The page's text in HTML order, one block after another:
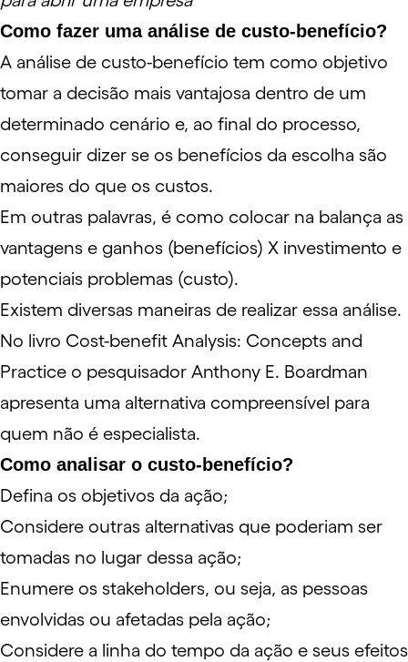
Como fazer uma análise de custo-benefício?
A análise de custo-benefício tem como objetivo
tomar a decisão mais vantajosa dentro de um
determinado cenário e, ao final do processo,
conseguir dizer se os benefícios da escolha são
maiores do que os custos.
Em outras palavras, é como colocar na balança as
vantagens e ganhos (benefícios) X investimento e
potenciais problemas (custo).
Existem diversas maneiras de realizar essa análise.
No livro Cost-benefit Analysis: Concepts and
Practice o pesquisador Anthony E. Boardman
apresenta uma alternativa compreensível para
quem não é especialista.
Como analisar o custo-benefício?
Defina os objetivos da ação;
Considere outras alternativas que poderiam ser
tomadas no lugar dessa ação;
Enumere os stakeholders, ou seja, as pessoas
envolvidas ou afetadas pela ação;
Considere a linha do tempo da ação e seus efeitos